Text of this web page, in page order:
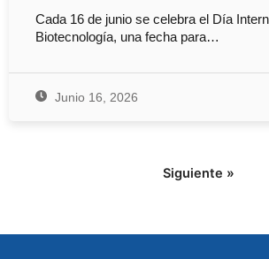
Cada 16 de junio se celebra el Día
Biotecnología, una fecha para…
Junio 16, 2026
Siguiente »